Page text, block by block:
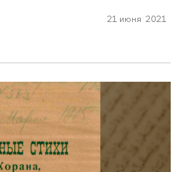
21 июня 2021